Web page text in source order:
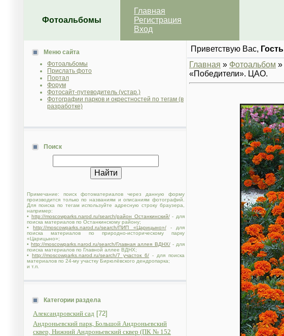
Фотоальбомы
Главная
Регистрация
Вход
Меню сайта
Фотоальбомы
Прислать фото
Портал
Форум
Фотосайт-путеводитель (устар.)
Фотографии парков и окрестностей по тегам (в
разработке)
Поиск
Примечание: поиск фотоматериалов через данную форму
производится только по названиям и описаниям фотографий.
Для поиска по тегам используйте адресную строку браузера,
например:
• http://moscowparks.narod.ru/search/район Останкинский/- для
поиска материалов по Останкинскому району;
•http://moscowparks.narod.ru/search/ПИП «Царицыно»/- для
поиска материалов по природно-историческому парку
«Царицыно»;
•http://moscowparks.narod.ru/search/Главная аллея ВДНХ/- для
поиска материалов по Главной аллее ВДНХ;
• http://moscowparks.narod.ru/search/7 участок 6/ - для поиска
материалов по 24-му участку Бирюлёвского дендропарка;
и т.п.
Категории раздела
Александровский сад [72]
Андроньевский парк, Большой Андроньевский
сквер, Нижний Андроньевский сквер (ПК № 152
Приветствую Вас, Гость
Главная » Фотоальбом »
«Победители». ЦАО.